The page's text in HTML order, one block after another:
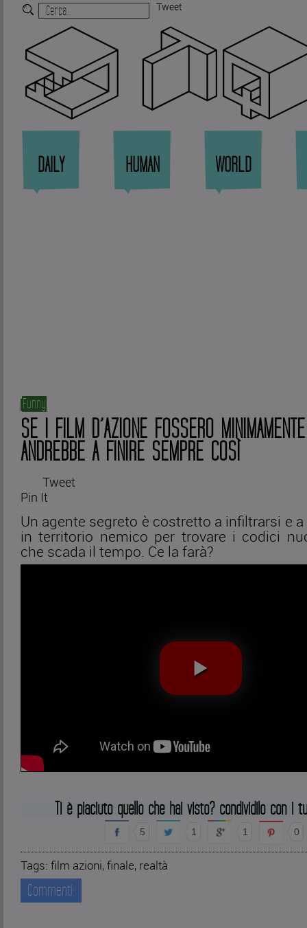
Tweet
DAILY HUMAN WORLD
Funny
SE I FILM D’AZIONE FOSSERO
ANDREBBE A FINIRE SEMPRE COSÌ
Tweet
Pin It
Un agente segreto è costretto a infiltrarsi e
in territorio nemico per trovare i codici
che scada il tempo. Ce la farà?
Ti è piaciuto quello che hai visto? condividilo con i
5 1 1 0
Tags: film azioni,finale, realtà
Commenti: